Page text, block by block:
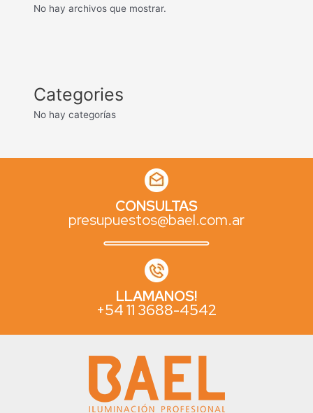
No hay archivos que mostrar.
Categories
No hay categorías
CONSULTAS
presupuestos@bael.com.ar
LLAMANOS!
+54 11 3688-4542